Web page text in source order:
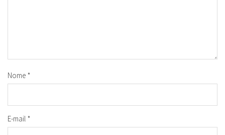
Nome *
E-mail *